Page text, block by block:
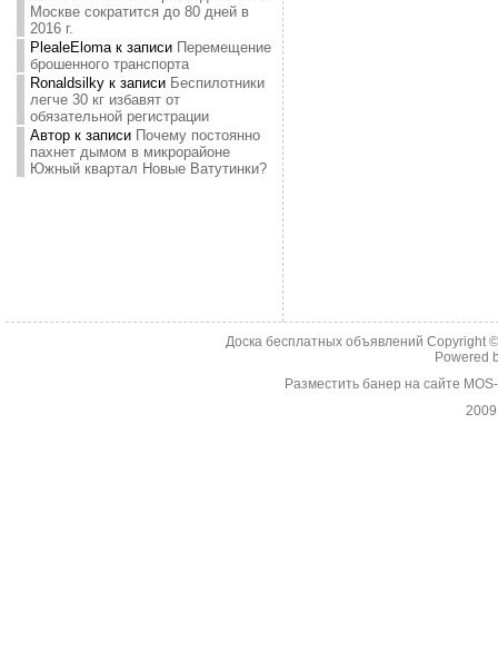
Москве сократится до 80 дней в
2016 г.
PlealeElomaк записи Перемещение
брошенного транспорта
Ronaldsilkyк записи Беспилотники
легче 30 кг избавят от
обязательной регистрации
Авторк записи Почему постоянно
пахнет дымом в микрорайоне
Южный квартал Новые Ватутинки?
Доска бесплатных объявлений Copyright
Powered
Разместить банер на сайте